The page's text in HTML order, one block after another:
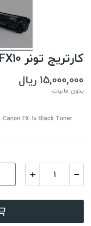
کارتریج تونر Canon FX10
15,000,000 ریال
بدون مالیات
Canon FX-10 Black Toner